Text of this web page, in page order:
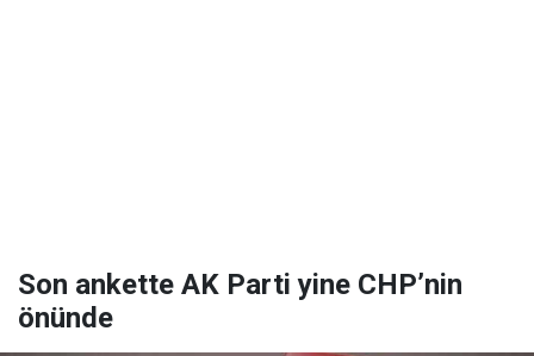
Son ankette AK Parti yine CHP’nin
önünde